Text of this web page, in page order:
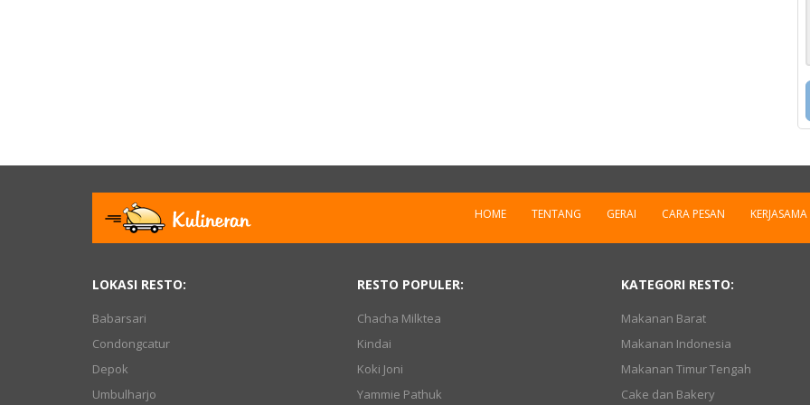
HOME TENTANG GERAI CARA PESAN KERJASAMA
LOKASI RESTO:
Babarsari
Condongcatur
Depok
Umbulharjo
RESTO POPULER:
Chacha Milktea
Kindai
Koki Joni
Yammie Pathuk
KATEGORI RESTO:
Makanan Barat
Makanan Indonesia
Makanan Timur Tengah
Cake dan Bakery